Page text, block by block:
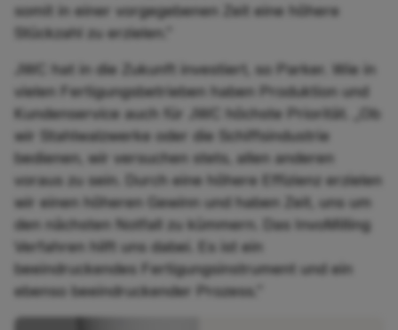
somit in einer vorgegebenen Zeit eine höhere
Stückzahl zu erzielen.”
JWC hat in die Zukunft investiert, so Parker. Wie in
vielen Fertigungsbetrieben haben Produktion und
Kundenservice auch für JWC höchste Priorität. „Ob
wir Stahlwalzwerke oder die Schiffsindustrie
bedienen, wir versuchen stets, allen anderen
voraus zu sein. Durch eine höhere Effizienz erzielen
wir einen höheren Gewinn und haben Zeit, uns um
den nächsten Notfall zu kümmern. Das InvoMilling
Verfahren hilft uns dabei. Es ist ein
beeindruckendes Fertigungsinstrument und ein
ebenso beeindruckender Prozess.”